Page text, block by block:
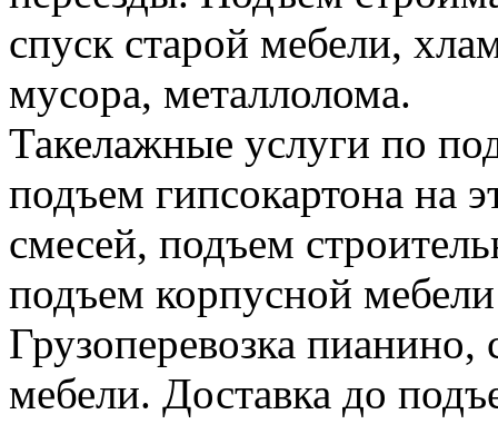
спуск старой мебели,
мусора, металлолома.
Такелажные услуги по
подъем гипсокартона на
смесей, подъем
подъем корпусной
Грузоперевозка
мебели. Доставка до